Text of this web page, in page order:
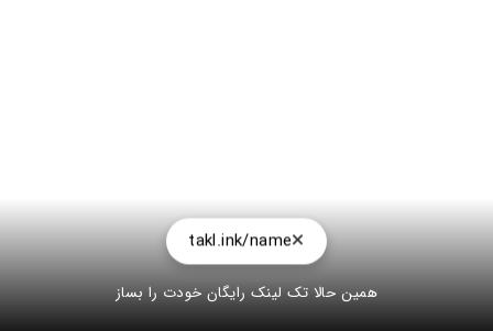
takl.ink/name
همین حالا تک لینک رایگان خودت را بساز